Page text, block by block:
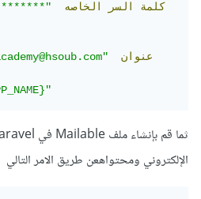
كلمة السر
الخاصه
عنوان
الإلكتروني ومحتواهعن طريق الامر التالي